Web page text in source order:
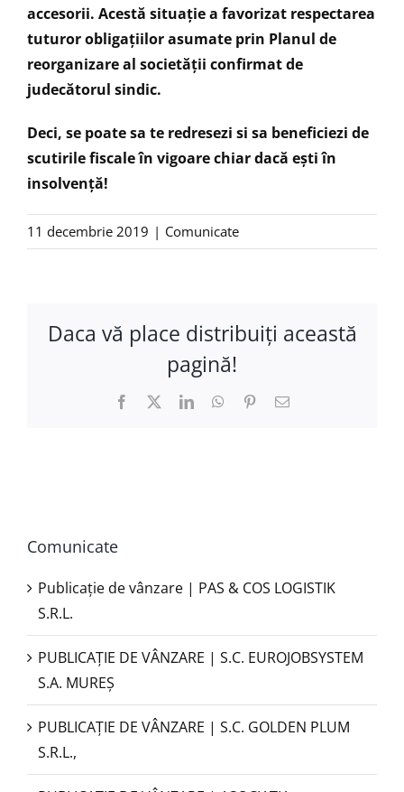
accesorii. Acestă situație a favorizat respectarea
tuturor obligațiilor asumate prin Planul de
reorganizare al societății confirmat de
judecătorul sindic.
Deci, se poate sa te redresezi si sa beneficiezi de
scutirile fiscale în vigoare chiar dacă ești în
insolvență!
11 decembrie 2019 | Comunicate
Daca vă place distribuiţi această
pagină!
Facebook LinkedInWhatsApp
Pinterest
E-
Comunicate
Publicație de vânzare | PAS & COS LOGISTIK
S.R.L.
PUBLICAŢIE DE VÂNZARE | S.C. EUROJOBSYSTEM
S.A. MUREȘ
PUBLICAȚIE DE VÂNZARE | S.C. GOLDEN PLUM
S.R.L.,